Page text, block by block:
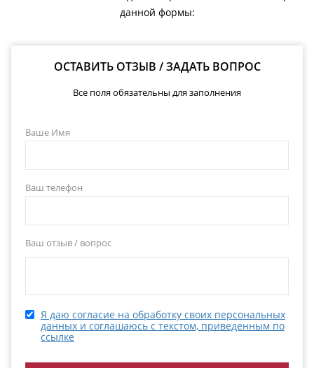
данной формы:
ОСТАВИТЬ ОТЗЫВ / ЗАДАТЬ ВОПРОС
Все поля обязательны для заполнения
Ваше Имя
Ваш телефон
Ваш отзыв / вопрос
Я даю согласие на обработку своих персональных
данных и соглашаюсь с текстом, приведенным по
ссылке